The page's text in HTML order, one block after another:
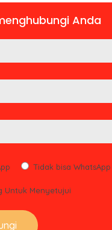
Anda
Tidak bisa WhatsApp
Untuk Menyetujui